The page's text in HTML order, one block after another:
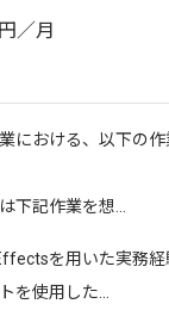
円／月
における、以下の
下記作業を想...
を用いた実務
を使用した...